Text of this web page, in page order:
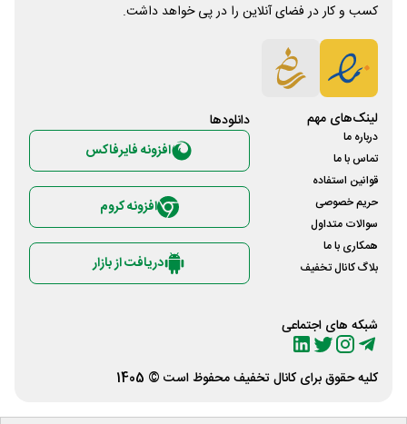
کسب و کار در فضای آنلاین را در پی خواهد داشت.
لینک‌های مهم
درباره ما
تماس با ما
قوانین استفاده
حریم خصوصی
سوالات متداول
همکاری با ما
بلاگ کانال تخفیف
شبکه های اجتماعی
دانلود‌ها
افزونه فایرفاکس
افزونه کروم
دریافت از بازار
کلیه حقوق برای کانال تخفیفمحفوظ است © 1405